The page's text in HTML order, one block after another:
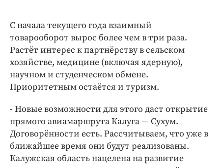
С начала текущего года взаимный
товарооборот вырос более чем в три раза.
Растёт интерес к партнёрству в сельском
хозяйстве, медицине (включая ядерную),
научном и студенческом обмене.
Приоритетным остаётся и туризм.
- Новые возможности для этого даст открытие
прямого авиамаршрута Калуга — Сухум.
Договорённости есть. Рассчитываем, что уже в
ближайшее время они будут реализованы.
Калужская область нацелена на развитие